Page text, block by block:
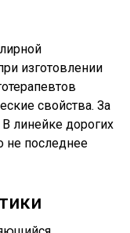
изготовлении
свойства. За
линейке дорогих
не последнее